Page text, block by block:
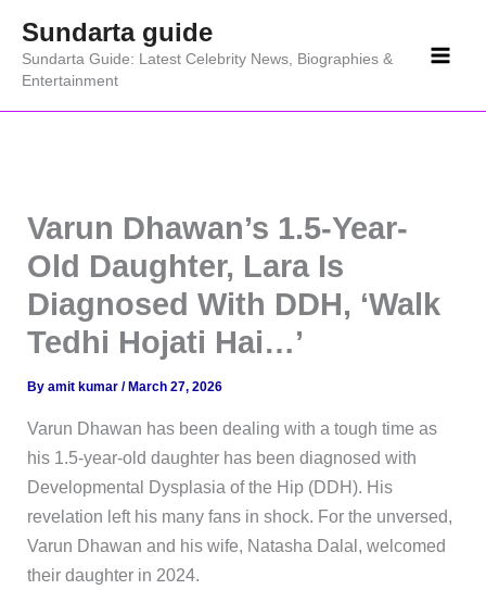
content
Sundarta guide
Sundarta Guide: Latest Celebrity News, Biographies &
Entertainment
Varun Dhawan’s 1.5-Year-
Old Daughter, Lara Is
Diagnosed With DDH, ‘Walk
Tedhi Hojati Hai…’
Byamit kumar/ March 27, 2026
Varun Dhawan has been dealing with a tough time as
his 1.5-year-old daughter has been diagnosed with
Developmental Dysplasia of the Hip (DDH). His
revelation left his many fans in shock. For the unversed,
Varun Dhawan and his wife, Natasha Dalal, welcomed
their daughter in 2024.